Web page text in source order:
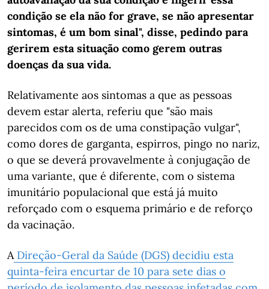
condição se ela não for grave, se não apresentar
sintomas, é um bom sinal", disse, pedindo para
gerirem esta situação como gerem outras
doenças da sua vida.
Relativamente aos sintomas a que as pessoas
devem estar alerta, referiu que "são mais
parecidos com os de uma constipação vulgar",
como dores de garganta, espirros, pingo no nariz,
o que se deverá provavelmente à conjugação de
uma variante, que é diferente, com o sistema
imunitário populacional que está já muito
reforçado com o esquema primário e de reforço
da vacinação.
ADireção-Geral da Saúde (DGS) decidiu esta
quinta-feira encurtar de 10 para sete dias o